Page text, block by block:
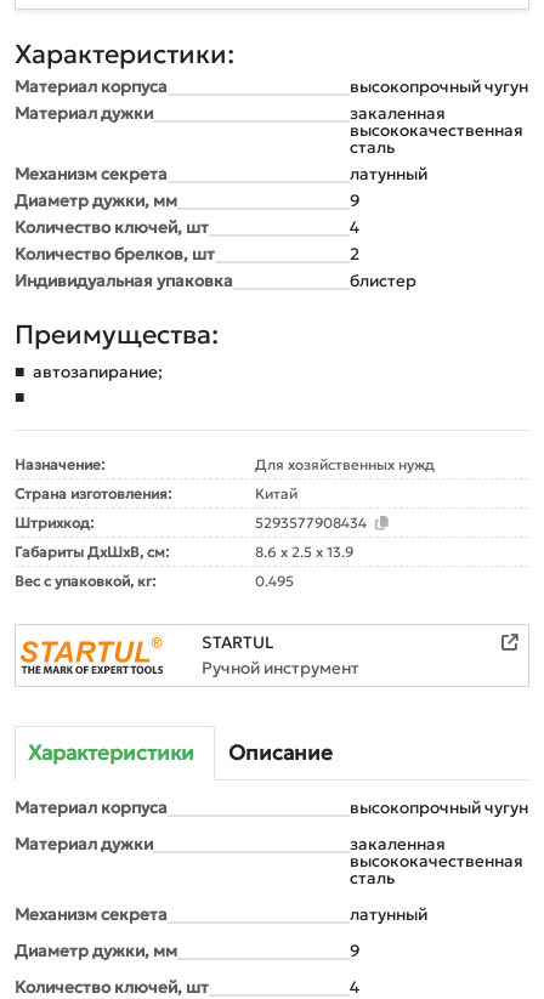
Характеристики:
Материал корпуса
высокопрочный чугун
Материал дужки
закаленная
высококачественная
сталь
Механизм секрета
латунный
Диаметр дужки, мм
9
Количество ключей, шт
4
Количество брелков, шт
2
Индивидуальная упаковка
блистер
Преимущества:
■ автозапирание;
■
Назначение:
Для хозяйственных нужд
Страна изготовления:
Китай
Штрихкод:
5293577908434
Габариты ДxШxВ, см:
8.6 x 2.5 x 13.9
Вес с упаковкой, кг:
0.495
STARTUL
Ручной инструмент
Характеристики Описание
Материал корпуса
высокопрочный чугун
Материал дужки
закаленная
высококачественная
сталь
Механизм секрета
латунный
Диаметр дужки, мм
9
Количество ключей, шт
4